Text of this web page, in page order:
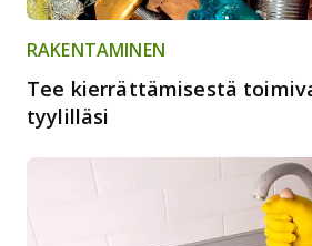
RAKENTAMINEN
Tee kierrättämisestä
tyylilläsi